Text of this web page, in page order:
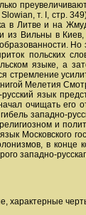
т. I, стр.
в Литве и на
из Вильны в
Но
польских
языке, а
стремление
Мелетия
язык
очищать
западно-
и
Московского
в
западно-
характерные